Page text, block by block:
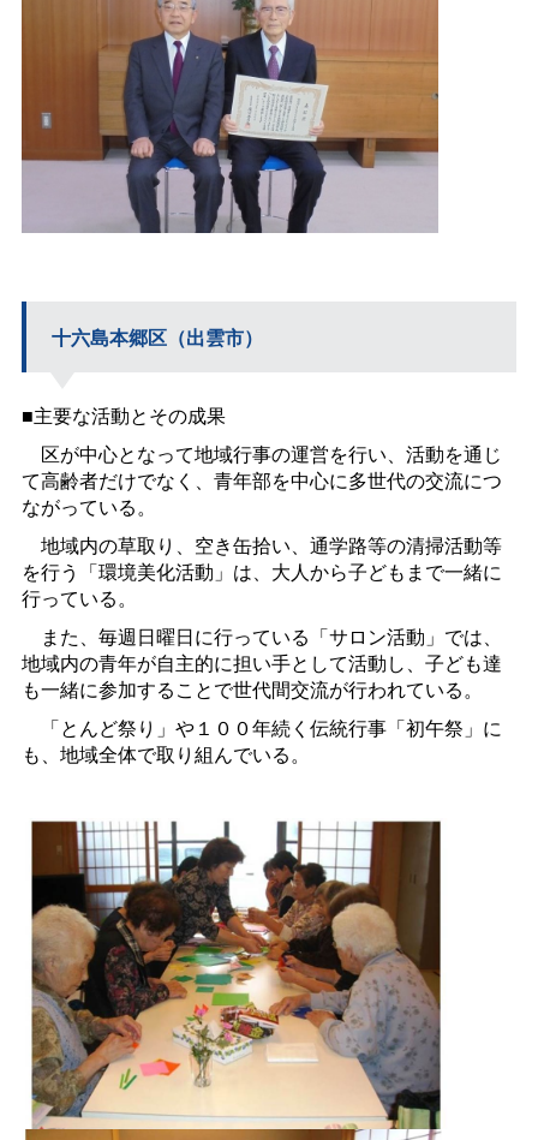
十六島本郷区（出雲市）
■主要な活動とその成果
区が中心となって地域行事の運営を行い、活動を通じ
て高齢者だけでなく、青年部を中心に多世代の交流につ
ながっている。
地域内の草取り、空き缶拾い、通学路等の清掃活動等
を行う「環境美化活動」は、大人から子どもまで一緒に
行っている。
また、毎週日曜日に行っている「サロン活動」では、
地域内の青年が自主的に担い手として活動し、子ども達
も一緒に参加することで世代間交流が行われている。
「とんど祭り」や１００年続く伝統行事「初午祭」に
も、地域全体で取り組んでいる。